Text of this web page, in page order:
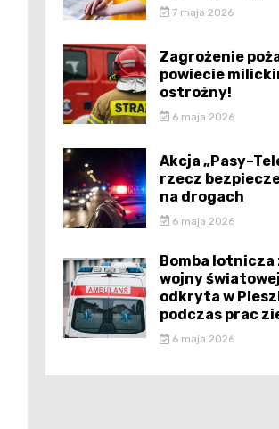
7 maja 2026
Zagrożenie
powiecie
ostrożny!
6 maja 2026
Akcja
rzecz
na drogach
6 maja 2026
Bomba lotnicza
wojny światowej
odkryta w
podczas prac
6 maja 2026